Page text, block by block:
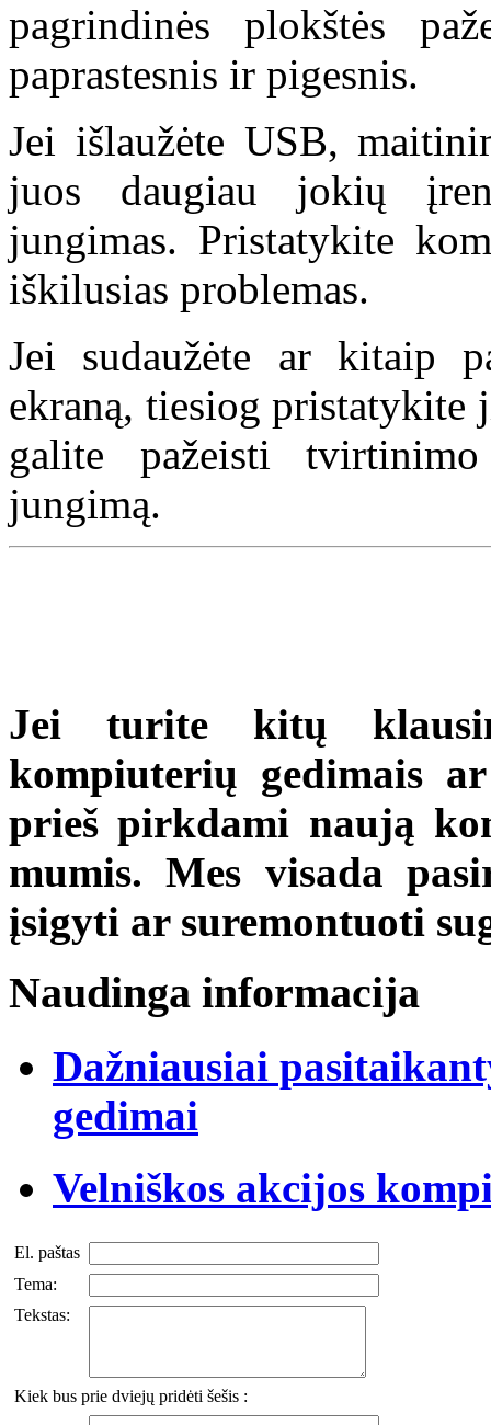
pagrindinės plokštės
paprastesnis ir pigesnis.
Jei išlaužėte USB,
juos daugiau jokių
jungimas. Pristatykite
iškilusias problemas.
Jei sudaužėte ar kitaip
ekraną, tiesiog pristatykite
galite pažeisti
jungimą.
Jei turite kitų
kompiuterių gedimais
prieš pirkdami naują
mumis. Mes visada
įsigyti ar suremontuoti
Naudinga informacija
Dažniausiai
gedimai
Velniškos akcijos
El. paštas
Tema:
Tekstas:
Kiek bus prie dviejų pridėti šešis :